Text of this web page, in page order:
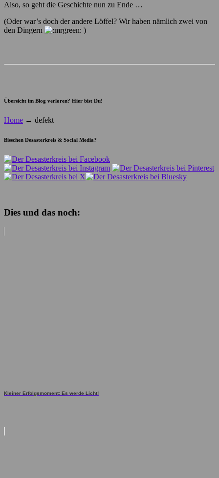
Also, so geht die Geschichte nun zu Ende …
(Oder war’s doch der andere Löffel? Wir haben nämlich zwei von
den Dingern
)
Übersicht im Blog verloren? Hier bist Du!
Home → defekt
Bisschen Desasterkreis & Social Media?
Dies und das noch:
Kleiner Erfolgsmoment: Es werde Licht!